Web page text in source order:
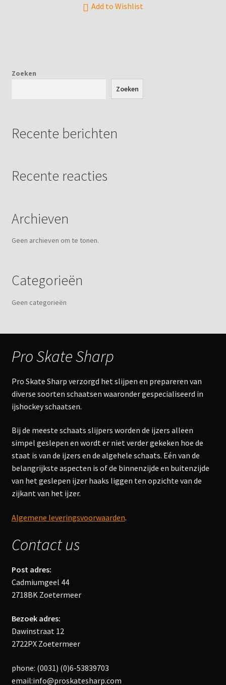
Add to Wishlist
Zoeken
Zoeken
Recente berichten
Recente reacties
Archieven
Geen archieven om te tonen.
Categorieën
Geen categorieën
Pro Skate Sharp
Pro Skate Sharp verzorgd het slijpen en prepareren van
diverse soorten schaatsen waaronder gespecialiseerd in
ijshockey schaatsen.
Bij de meeste schaats slijpers worden de ijzers alleen
simpel geslepen en wordt er niet verder gekeken hoe de
staat is van de ijzers en de algehele schaats. Eén van de
belangrijkste aspecten is of de binnenzijde en buitenzijde
van het geslepen ijzer haaks liggen ten opzichte van de
zijkant van het ijzer.
Algemene leveringsvoorwaarden.
Contact us
Post adres:
Cadmiumgeel 44
2718BK Zoetermeer
Bezoek adres:
Dawinstraat 12
2722PX Zoetermeer
phone: (0031) (0)6-53839703
email:info@proskatesharp.com